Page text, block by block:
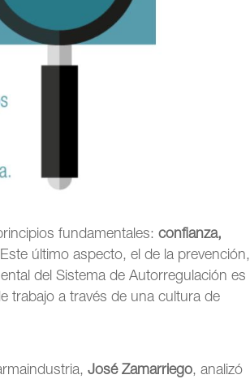
fundamentales:confianza,
último aspecto, el de la prevención,
del Sistema de Autorregulación es
trabajo a través de una cultura de
José Zamarriego, analizó